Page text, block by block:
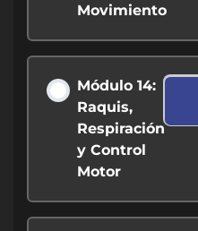
Movimiento
Módulo 14:
Raquis,
Respiración
y Control
Motor